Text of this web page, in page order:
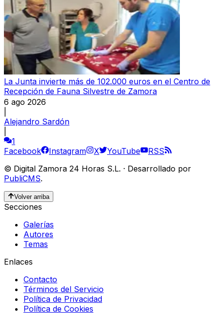
La Junta invierte más de 102.000 euros en el Centro de
Recepción de Fauna Silvestre de Zamora
6 ago 2026
Alejandro Sardón
1
Facebook
Instagram X YouTube
RSS
© Digital Zamora 24 Horas S.L. · Desarrollado por
PubliCMS.
Volver arriba
Secciones
Galerías
Autores
Temas
Enlaces
Contacto
Términos del Servicio
Política de Privacidad
Política de Cookies